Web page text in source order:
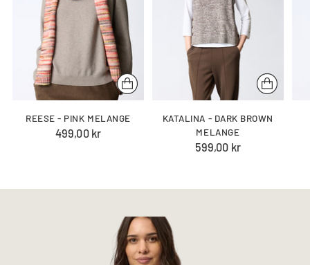
REESE - PINK MELANGE
499,00 kr
KATALINA - DARK BROWN
MELANGE
599,00 kr